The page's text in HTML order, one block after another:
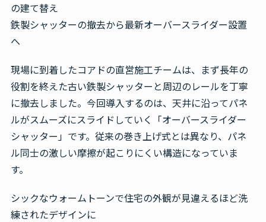
の建て替え
鉄製シャッターの撤去から最新オーバースライダー設置
へ
現場に到着したコアドの直営施工チームは、まず長年の
役割を終えた古い鉄製シャッターと周辺のレールを丁寧
に撤去しました。今回導入するのは、天井に沿ってパネ
ルがスムーズにスライドしていく「オーバースライダー
シャッター」です。従来の巻き上げ式とは異なり、パネ
ル同士の激しい摩擦が起こりにくい構造になっていま
す。
シックなウォームトーンで住宅の外観が見違えるほど洗
練されたデザインに